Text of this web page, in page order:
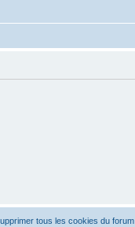
tous les cookies du forum